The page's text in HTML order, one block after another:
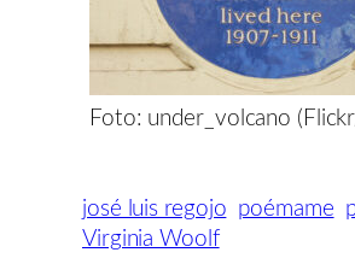
Foto: under_volcano
josé luis regojo poémame
Virginia Woolf